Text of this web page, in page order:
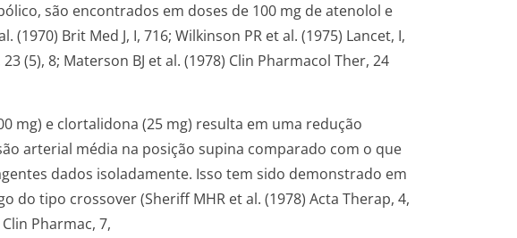
são encontrados em doses de 100 mg de atenolol e
(1970) Brit Med J, I, 716; Wilkinson PR et al. (1975) Lancet, I,
(5), 8; Materson BJ et al. (1978) Clin Pharmacol Ther, 24
mg) e clortalidona (25 mg) resulta em uma redução
arterial média na posição supina comparado com o que
dados isoladamente. Isso tem sido demonstrado em
do tipo crossover (Sheriff MHR et al. (1978) Acta Therap, 4,
Pharmac, 7,